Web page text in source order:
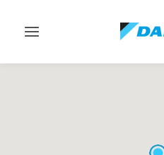
Afficher/masquer